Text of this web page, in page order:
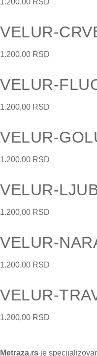
1.200,00 RSD
VELUR-
1.200,00 RSD
VELUR-
1.200,00 RSD
VELUR-
1.200,00 RSD
VELUR-
1.200,00 RSD
VELUR-
1.200,00 RSD
VELUR-
1.200,00 RSD
Metraza.rs je